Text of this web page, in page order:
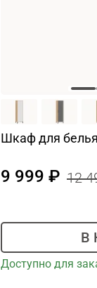
Шкаф для
9 999 12
В
Доступно для